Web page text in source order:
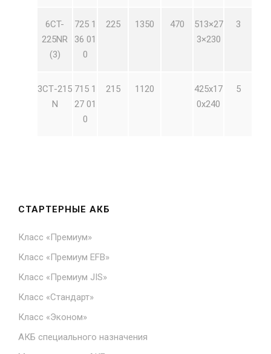
6CT-
225NR
(3)
725 1
36 01
0
225 1350 470
513×27
3×230
3
3СТ-215
N
715 1
27 01
0
215 1120
425х17
0х240
5
СТАРТЕРНЫЕ АКБ
Класс «Премиум»
Класс «Премиум EFB»
Класс «Премиум JIS»
Класс «Стандарт»
Класс «Эконом»
АКБ специального назначения